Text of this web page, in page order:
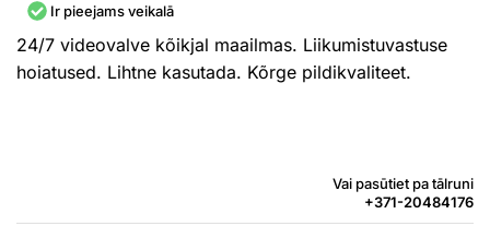
Ir pieejams veikalā
24/7 videovalve kõikjal maailmas. Liikumistuvastuse
hoiatused. Lihtne kasutada. Kõrge pildikvaliteet.
Vai pasūtiet pa tālruni
+371-20484176